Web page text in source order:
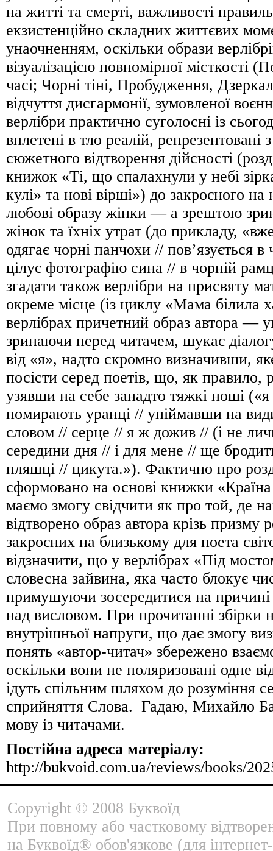
на житті та смерті, важливості
екзистенційно складних життєвих
унаочненням, оскільки образи
візуалізацією повномірної місткості
часі; Чорні тіні, Пробудження,
відчуття дисгармонії, зумовленої
верлібри практично суголосні із
вплетені в тло реалій, репрезентовані
сюжетного відтворення дійсності
книжок «Ті, що спалахнули у небі
кулі» та нові вірші») до закроєного на
любові образу жінки — а зрештою
жінок та їхніх утрат (до прикладу,
одягає чорні панчохи // пов’язується в
цілує фотографію сина // в чорній
згадати також верлібри на присвяту
окреме місце (із циклу «Мама білила
верлібрах причетний образ автора —
зринаючи перед читачем, шукає
від «я», надто скромно визначивши,
посісти серед поетів, що, як
узявши на себе занадто тяжкі ноші
помирають уранці // упіймавши на
словом // серце // я ж дожив // (і не
середини дня // і для мене // ще
пляшці // цикута.»). Фактично про
сформовано на основі книжки
маємо змогу свідчити як про той, де
відтворено образ автора крізь призму
закроєних на близькому для поета
відзначити, що у верлібрах «Під
словесна зайвина, яка часто блокує
примушуючи зосередитися на причині
над висловом. При прочитанні збірки
внутрішньої напруги, що дає змогу
понять «автор-читач» збережено
оскільки вони не поляризовані одне
ідуть спільним шляхом до розуміння
сприйняття Слова. Гадаю, Михайло
мову із читачами.
Постійна адреса матеріалу:
http://bukvoid.com.ua/reviews/books/
Copyright © 2008 Буквоїд
При повному або частковому
на Буквоїд® обов'язкове (для